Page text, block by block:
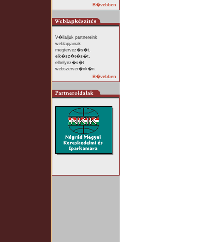
B�vebben
V�llaljuk partnereink
weblapjainak
megtervez�s�t,
elk�sz�t�s�t,
elhelyez�s�t
webszerver�nk�n.
B�vebben